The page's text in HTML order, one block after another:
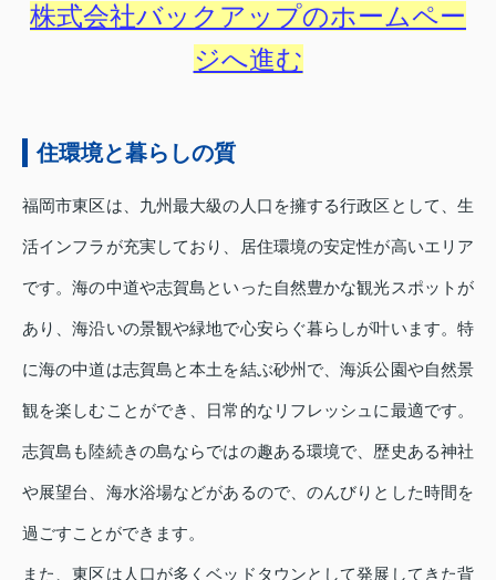
株式会社バックアップのホームペー
ジへ進む
住環境と暮らしの質
福岡市東区は、九州最大級の人口を擁する行政区として、生
活インフラが充実しており、居住環境の安定性が高いエリア
です。海の中道や志賀島といった自然豊かな観光スポットが
あり、海沿いの景観や緑地で心安らぐ暮らしが叶います。特
に海の中道は志賀島と本土を結ぶ砂州で、海浜公園や自然景
観を楽しむことができ、日常的なリフレッシュに最適です。
志賀島も陸続きの島ならではの趣ある環境で、歴史ある神社
や展望台、海水浴場などがあるので、のんびりとした時間を
過ごすことができます。
また、東区は人口が多くベッドタウンとして発展してきた背